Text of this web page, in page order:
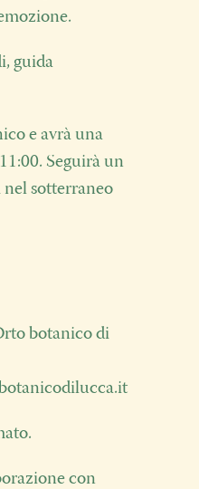
guida
e avrà una
Seguirà un
sotterraneo
botanico di
con